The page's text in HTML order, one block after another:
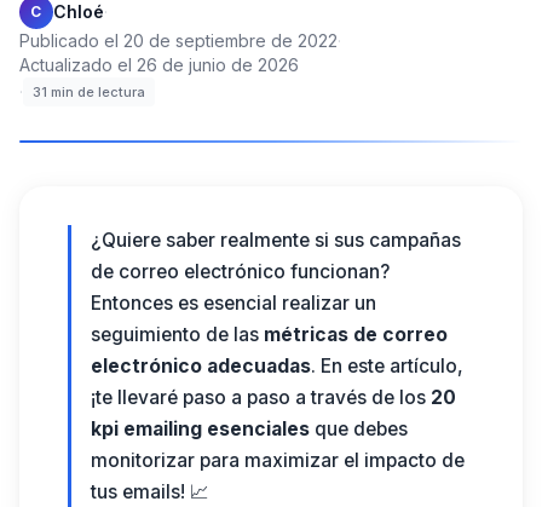
C Chloé·
Publicado el 20 de septiembre de 2022·
Actualizado el 26 de junio de 2026
·
31 min de lectura
¿Quiere saber realmente si sus campañas
de correo electrónico funcionan?
Entonces es esencial realizar un
seguimiento de las métricas de correo
electrónico adecuadas. En este artículo,
¡te llevaré paso a paso a través de los 20
kpi emailing​ esenciales que debes
monitorizar para maximizar el impacto de
tus emails! 📈